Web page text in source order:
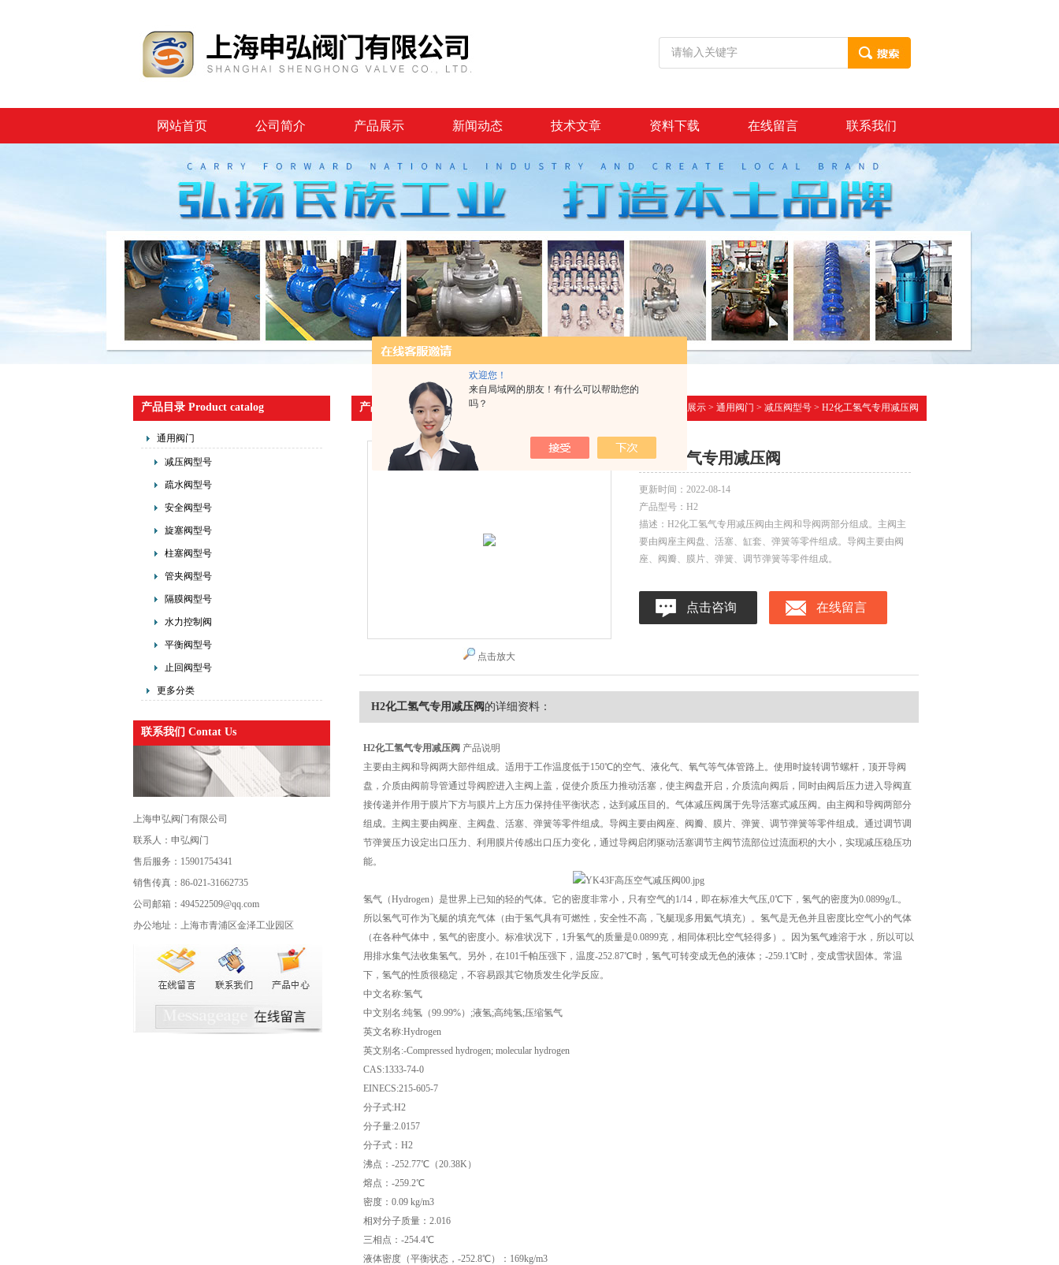
欢迎您！
来自局域网的朋友！有什么可以帮助您的
吗？
网站首页 公司简介 产品展示 新闻动态 技术文章 资料下载 在线留言 联系我们
产品目录 Product catalog
通用阀门
减压阀型号
疏水阀型号
安全阀型号
旋塞阀型号
柱塞阀型号
管夹阀型号
隔膜阀型号
水力控制阀
平衡阀型号
止回阀型号
更多分类
联系我们 Contat Us
上海申弘阀门有限公司
联系人：申弘阀门
售后服务：15901754341
销售传真：86-021-31662735
公司邮箱：494522509@qq.com
办公地址：上海市青浦区金泽工业园区
产品展示 产品展示> 通用阀门 > 减压阀型号> H2化工氢气专用减压阀
点击放大
化工氢气专用减压阀
更新时间： 2022-08-14
产品型号： H2
描述：H2化工氢气专用减压阀由主阀和导阀两部分组成。主阀主
要由阀座主阀盘、活塞、缸套、弹簧等零件组成。导阀主要由阀
座、阀瓣、膜片、弹簧、调节弹簧等零件组成。
点击咨询 在线留言
H2化工氢气专用减压阀 的详细资料：
H2化工氢气专用减压阀 产品说明
主要由主阀和导阀两大部件组成。适用于工作温度低于150℃的空气、液化气、氧气等气体管路上。使用时旋转调节螺杆，顶开导阀
盘，介质由阀前导管通过导阀腔进入主阀上盖，促使介质压力推动活塞，使主阀盘开启，介质流向阀后，同时由阀后压力进入导阀直
接传递并作用于膜片下方与膜片上方压力保持佳平衡状态，达到减压目的。气体减压阀属于先导活塞式减压阀。由主阀和导阀两部分
组成。主阀主要由阀座、主阀盘、活塞、弹簧等零件组成。导阀主要由阀座、阀瓣、膜片、弹簧、调节弹簧等零件组成。通过调节调
节弹簧压力设定出口压力、利用膜片传感出口压力变化，通过导阀启闭驱动活塞调节主阀节流部位过流面积的大小，实现减压稳压功
能。
氢气（Hydrogen）是世界上已知的轻的气体。它的密度非常小，只有空气的1/14，即在标准大气压,0℃下，氢气的密度为0.0899g/L。
所以氢气可作为飞艇的填充气体（由于氢气具有可燃性，安全性不高，飞艇现多用氦气填充）。氢气是无色并且密度比空气小的气体
（在各种气体中，氢气的密度小。标准状况下，1升氢气的质量是0.0899克，相同体积比空气轻得多）。因为氢气难溶于水，所以可以
用排水集气法收集氢气。另外，在101千帕压强下，温度-252.87℃时，氢气可转变成无色的液体；-259.1℃时，变成雪状固体。常温
下，氢气的性质很稳定，不容易跟其它物质发生化学反应。
中文名称:氢气
中文别名:纯氢（99.99%）;液氢;高纯氢;压缩氢气
英文名称:Hydrogen
英文别名:-Compressed hydrogen; molecular hydrogen
CAS:1333-74-0
EINECS:215-605-7
分子式:H2
分子量:2.0157
分子式：H2
沸点：-252.77℃（20.38K）
熔点：-259.2℃
密度：0.09 kg/m3
相对分子质量：2.016
三相点：-254.4℃
液体密度（平衡状态，-252.8℃）：169kg/m3